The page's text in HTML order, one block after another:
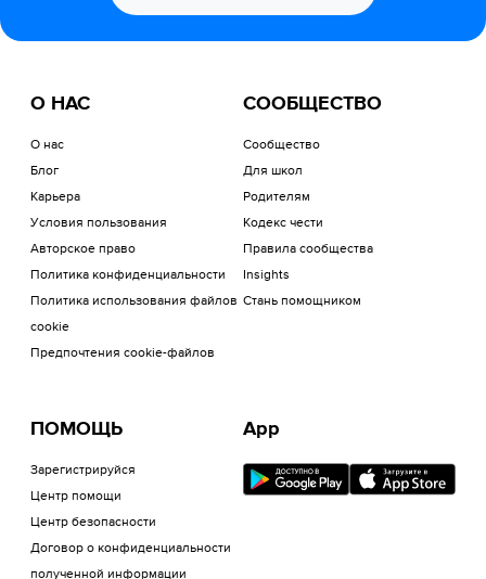
О НАС
О нас
Блог
Карьера
Условия пользования
Авторское право
Политика конфиденциальности
Политика использования файлов
cookie
Предпочтения cookie-файлов
СООБЩЕСТВО
Сообщество
Для школ
Родителям
Кодекс чести
Правила сообщества
Insights
Стань помощником
ПОМОЩЬ
Зарегистрируйся
Центр помощи
Центр безопасности
Договор о конфиденциальности
полученной информации
App